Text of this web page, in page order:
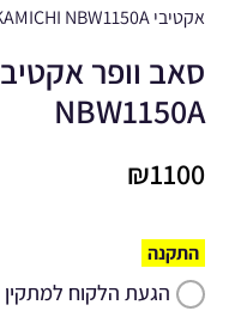
אקטיבי NAKAMICHI NBW1150A
NBW1150A
₪1100
התקנה
הגעת הלקוח למתקין